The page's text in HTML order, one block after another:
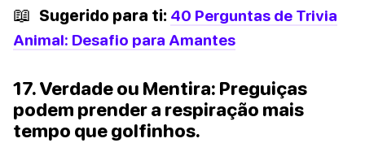
📖 Sugerido para ti: 40 Perguntas de Trivia
Animal: Desafio para Amantes
17. Verdade ou Mentira: Preguiças
podem prender a respiração mais
tempo que golfinhos.